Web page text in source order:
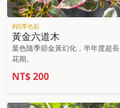
#四季色彩
黃金六道木
葉色隨季節金黃幻化，半年度超長
花期。
NT$200